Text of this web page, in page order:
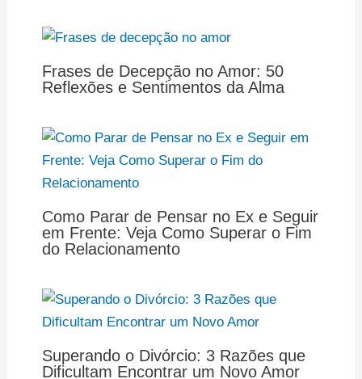
Frases de Decepção no Amor: 50
Reflexões e Sentimentos da Alma
Como Parar de Pensar no Ex e Seguir
em Frente: Veja Como Superar o Fim
do Relacionamento
Superando o Divórcio: 3 Razões que
Dificultam Encontrar um Novo Amor